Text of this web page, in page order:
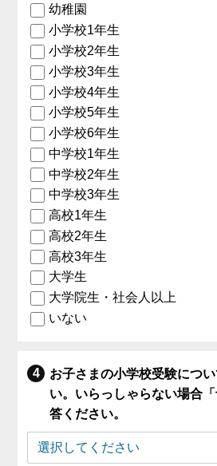
幼稚園
小学校1年生
小学校2年生
小学校3年生
小学校4年生
小学校5年生
小学校6年生
中学校1年生
中学校2年生
中学校3年生
高校1年生
高校2年生
高校3年生
大学生
大学院生・社会人以上
いない
お子さまの小学校受験につ
い。いらっしゃらない場合
答ください。